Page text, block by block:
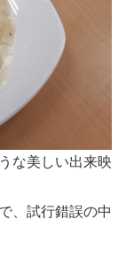
な美しい出来映
、試行錯誤の中